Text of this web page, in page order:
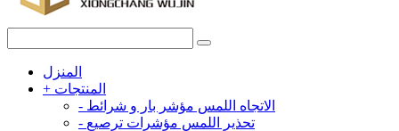
المنزل
+ المنتجات
- الاتجاه اللمس مؤشر بار و شرائط
- تحذير اللمس مؤشرات ترصيع